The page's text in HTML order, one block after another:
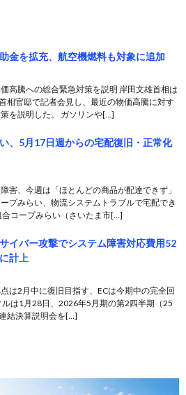
金を拡充、航空機燃料も対象に追加
高騰への総合緊急対策を説明 岸田文雄首相は
相官邸で記者会見し、最近の物価高騰に対す
を説明した。 ガソリンや[…]
、5月17日週からの宅配復旧・正常化
害、今週は「ほとんどの商品が配達できず」
プみらい、物流システムトラブルで宅配でき
合コープみらい（さいたま市[…]
イバー攻撃でシステム障害対応費用52
計上
は2月中に復旧目指す、ECは今期中の完全回
ルは1月28日、2026年5月期の第2四半期（25
結決算説明会を[…]